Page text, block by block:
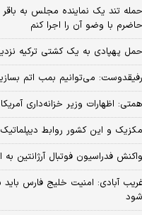
حمله تند یک نماینده مجلس به
حاضرم با وضو آن را اجرا کنم
حمل پهپادی به یک کشتی ترکیه
رفیقدوست: می‌توانیم بمب اتم
همتی: اظهارات وزیر خزانه‌داری
مکزیک و این کشور روابط
واکنش فدراسیون فوتبال آرژانتین
غریب آبادی: امنیت خلیج فارس
شود